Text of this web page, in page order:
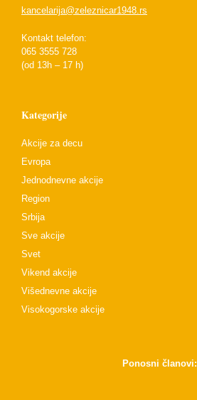
kancelarija@zeleznicar1948.rs
Kontakt telefon:
065 3555 728
(od 13h – 17 h)
Kategorije
Akcije za decu
Evropa
Jednodnevne akcije
Region
Srbija
Sve akcije
Svet
Vikend akcije
Višednevne akcije
Visokogorske akcije
Ponosni članovi: